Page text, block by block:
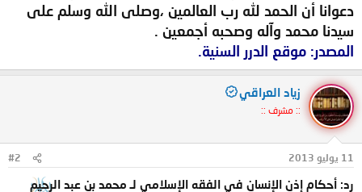
دعوانا أن الحمد لله رب العالمين ،وصلى الله وسلم على
سيدنا محمد وآله وصحبه أجمعين .
المصدر: موقع الدرر السنية.
زياد العراقي
:: مشرف ::
11 يوليو 2013 #2
رد: أحكام إذن الإنسان في الفقه الإسلامي لـ محمد بن عبد الرحيم